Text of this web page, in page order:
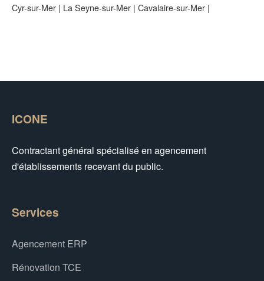
Cyr-sur-Mer | La Seyne-sur-Mer | Cavalaire-sur-Mer |
ICONE
Contractant général spécialisé en agencement
d'établissements recevant du public.
Services
Agencement ERP
Rénovation TCE